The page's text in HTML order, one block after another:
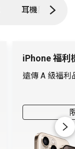
耳機與週邊
iPhone 福利
遠傳 A 級福利
Next